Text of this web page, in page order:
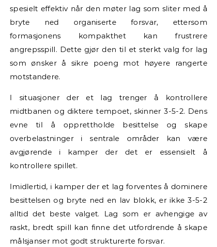
spesielt effektiv når den møter lag som sliter med å
bryte ned organiserte forsvar, ettersom
formasjonens kompakthet kan frustrere
angrepsspill. Dette gjør den til et sterkt valg for lag
som ønsker å sikre poeng mot høyere rangerte
motstandere.
I situasjoner der et lag trenger å kontrollere
midtbanen og diktere tempoet, skinner 3-5-2. Dens
evne til å opprettholde besittelse og skape
overbelastninger i sentrale områder kan være
avgjørende i kamper der det er essensielt å
kontrollere spillet.
Imidlertid, i kamper der et lag forventes å dominere
besittelsen og bryte ned en lav blokk, er ikke 3-5-2
alltid det beste valget. Lag som er avhengige av
raskt, bredt spill kan finne det utfordrende å skape
målsjanser mot godt strukturerte forsvar.